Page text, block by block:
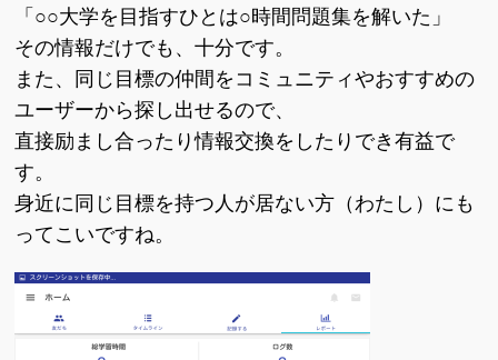
「○○大学を目指すひとは○時間問題集を解いた」
その情報だけでも、十分です。
また、同じ目標の仲間をコミュニティやおすすめの
ユーザーから探し出せるので、
直接励まし合ったり情報交換をしたりでき有益で
す。
身近に同じ目標を持つ人が居ない方（わたし）にも
ってこいですね。